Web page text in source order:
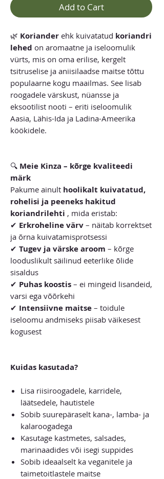
Add to Cart
🌿 Koriander ehk kuivatatud koriandri
lehed on aromaatne ja iseloomulik
vürts, mis on oma erilise, kergelt
tsitruselise ja aniisilaadse maitse tõttu
populaarne kogu maailmas. See lisab
roogadele värskust, nüansse ja
eksootilist nooti – eriti iseloomulik
Aasia, Lähis-Ida ja Ladina-Ameerika
köökidele.
🔍 Meie Kinza – kõrge kvaliteedi
märk
Pakume ainult hoolikalt kuivatatud,
rohelisi ja peeneks hakitud
koriandrilehti , mida eristab:
✔ Erkroheline värv – näitab korrektset
ja õrna kuivatamisprotsessi
✔ Tugev ja värske aroom – kõrge
looduslikult säilinud eeterlike õlide
sisaldus
✔ Puhas koostis – ei mingeid lisandeid,
varsi ega võõrkehi
✔ Intensiivne maitse – toidule
iseloomu andmiseks piisab väikesest
kogusest
Kuidas kasutada?
Lisa riisiroogadele, karridele,
läätsedele, hautistele
Sobib suurepäraselt kana-, lamba- ja
kalaroogadega
Kasutage kastmetes, salsades,
marinaadides või isegi suppides
Sobib ideaalselt ka veganitele ja
taimetoitlastele maitse